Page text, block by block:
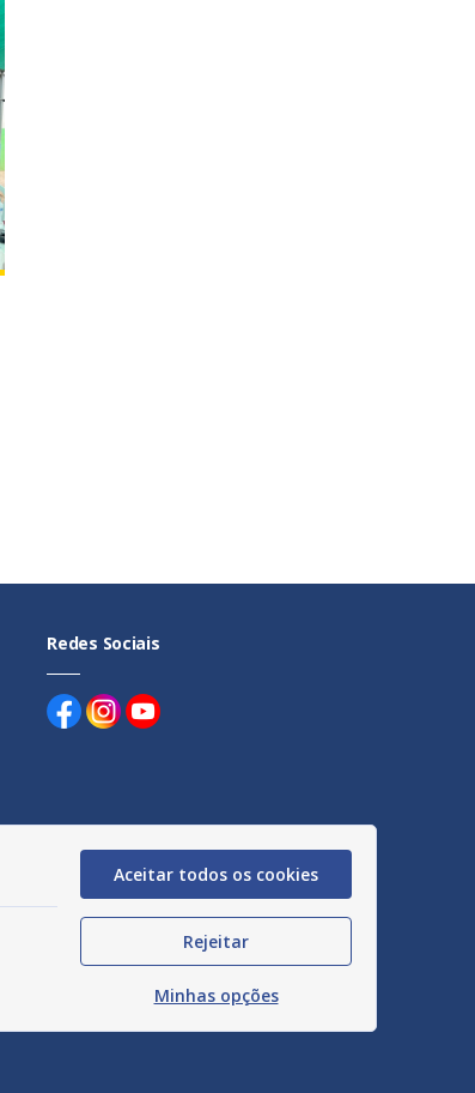
Redes Sociais
Aceitar todos os cookies
Rejeitar
Minhas opções